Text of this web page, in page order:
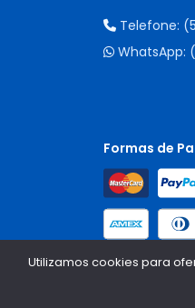
Telefone:
WhatsApp:
Formas de
Utilizamos cookies para